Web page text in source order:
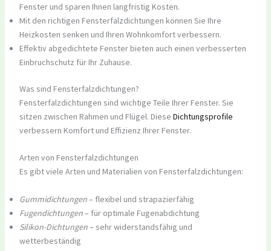
Fenster und sparen Ihnen langfristig Kosten.
Mit den richtigen Fensterfalzdichtungen können Sie Ihre
Heizkosten senken und Ihren Wohnkomfort verbessern.
Effektiv abgedichtete Fenster bieten auch einen verbesserten
Einbruchschutz für Ihr Zuhause.
Was sind Fensterfalzdichtungen?
Fensterfalzdichtungen sind wichtige Teile Ihrer Fenster. Sie
sitzen zwischen Rahmen und Flügel. Diese Dichtungsprofile
verbessern Komfort und Effizienz Ihrer Fenster.
Arten von Fensterfalzdichtungen
Es gibt viele Arten und Materialien von Fensterfalzdichtungen:
Gummidichtungen– flexibel und strapazierfähig
Fugendichtungen– für optimale Fugenabdichtung
Silikon-Dichtungen– sehr widerstandsfähig und
wetterbeständig